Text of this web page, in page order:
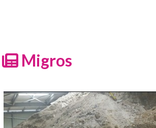
Migros